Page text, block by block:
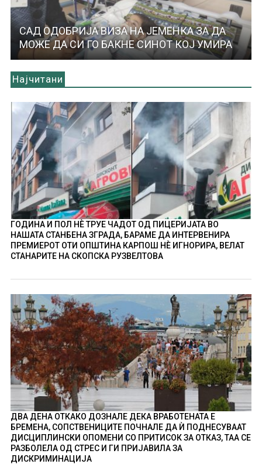
САД ОДОБРИЈА ВИЗА НА ЈЕМЕНКА ЗА ДА
МОЖЕ ДА СИ ГО БАКНЕ СИНОТ КОЈ УМИРА
Најчитани
ГОДИНА И ПОЛ НÈ ТРУЕ ЧАДОТ ОД ПИЦЕРИЈАТА ВО
НАШАТА СТАНБЕНА ЗГРАДА, БАРАМЕ ДА ИНТЕРВЕНИРА
ПРЕМИЕРОТ ОТИ ОПШТИНА КАРПОШ НÈ ИГНОРИРА, ВЕЛАТ
СТАНАРИТЕ НА СКОПСКА РУЗВЕЛТОВА
ДВА ДЕНА ОТКАКО ДОЗНАЛЕ ДЕКА ВРАБОТЕНАТА Е
БРЕМЕНА, СОПСТВЕНИЦИТЕ ПОЧНАЛЕ ДА Ѝ ПОДНЕСУВААТ
ДИСЦИПЛИНСКИ ОПОМЕНИ СО ПРИТИСОК ЗА ОТКАЗ, ТАА СЕ
РАЗБОЛЕЛА ОД СТРЕС И ГИ ПРИЈАВИЛА ЗА
ДИСКРИМИНАЦИЈА